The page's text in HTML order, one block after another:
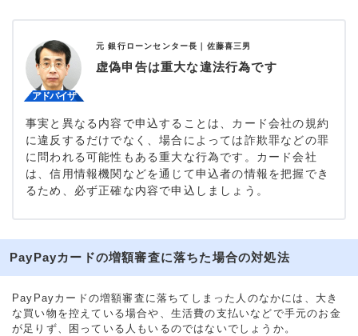
元 銀行ローンセンター長｜ 佐藤喜三男
虚偽申告は重大な違法行為です
事実と異なる内容で申込することは、カード会社の規約
に違反するだけでなく、場合によっては詐欺罪などの罪
に問われる可能性もある重大な行為です。カード会社
は、信用情報機関などを通じて申込者の情報を把握でき
るため、必ず正確な内容で申込しましょう。
PayPayカードの増額審査に落ちた場合の対処法
PayPayカードの増額審査に落ちてしまった人のなかには、大き
な買い物を控えている場合や、生活費の支払いなどで手元のお金
が足りず、困っている人もいるのではないでしょうか。